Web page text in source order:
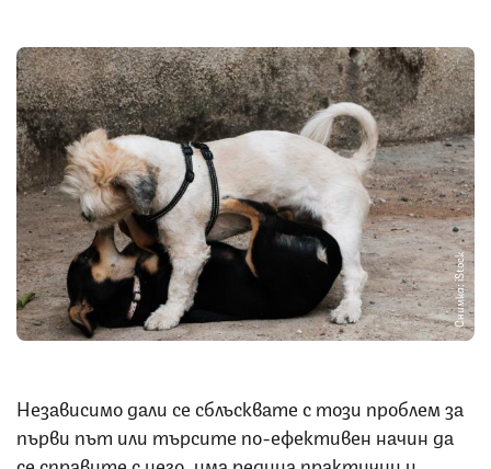
Снимка: iStock
Независимо дали се сблъсквате с този проблем за
първи път или търсите по-ефективен начин да
се справите с него, има редица практични и